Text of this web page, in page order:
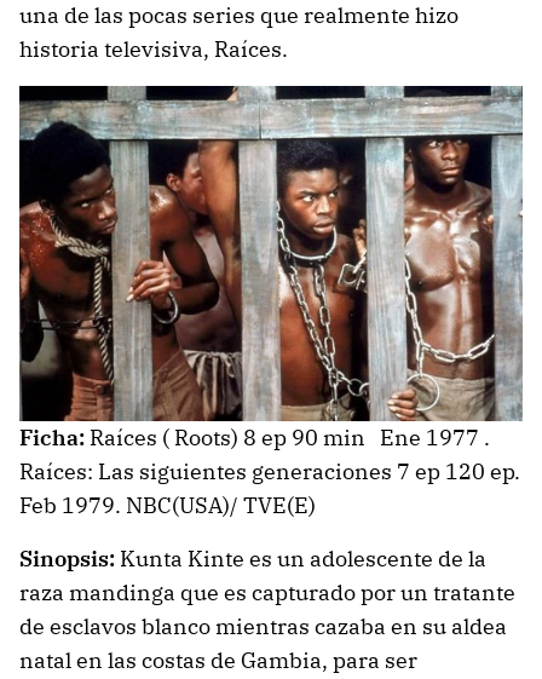
una de las pocas series que realmente hizo
historia televisiva, Raíces.
Ficha: Raíces ( Roots) 8 ep 90 min Ene 1977 .
Raíces: Las siguientes generaciones 7 ep 120 ep.
Feb 1979. NBC(USA)/ TVE(E)
Sinopsis: Kunta Kinte es un adolescente de la
raza mandinga que es capturado por un tratante
de esclavos blanco mientras cazaba en su aldea
natal en las costas de Gambia, para ser